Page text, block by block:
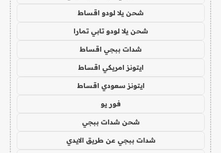
شحن يلا لودو اقساط
شحن يلا لودو تابي تمارا
شدات ببجي اقساط
ايتونز امريكي اقساط
ايتونز سعودي اقساط
فور يو
شحن شدات ببجي
شدات ببجي عن طريق الايدي